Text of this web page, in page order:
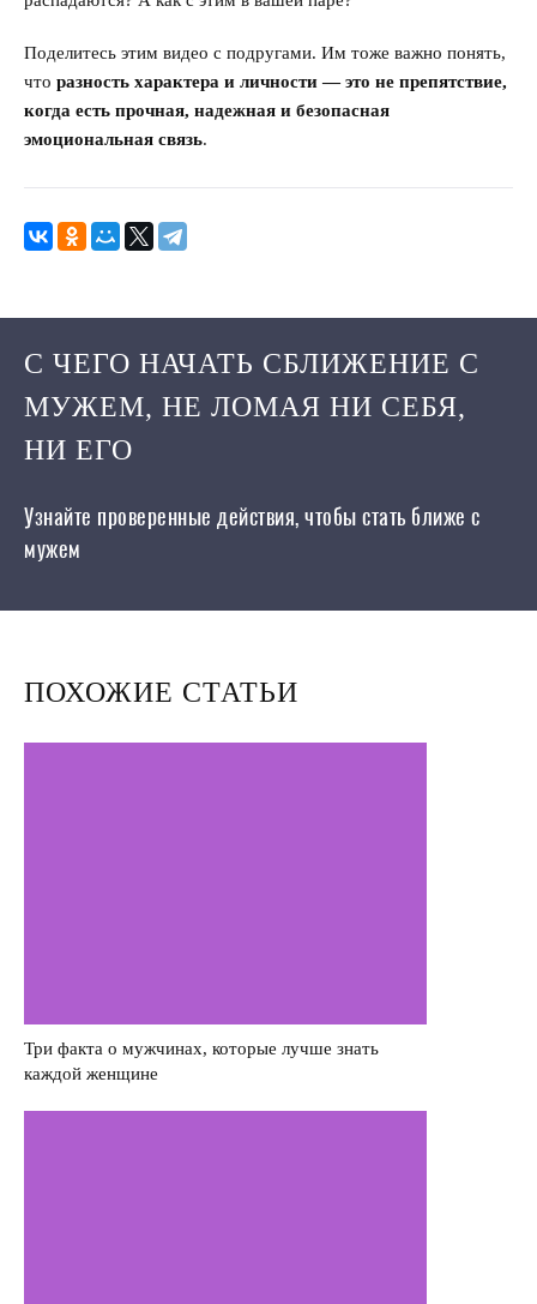
Поделитесь этим видео с подругами. Им тоже важно понять,
что разность характера и личности — это не препятствие,
когда есть прочная, надежная и безопасная
эмоциональная связь.
С ЧЕГО НАЧАТЬ СБЛИЖЕНИЕ С
МУЖЕМ, НЕ ЛОМАЯ НИ СЕБЯ,
НИ ЕГО
Узнайте проверенные действия, чтобы стать ближе с
мужем
ПОХОЖИЕ СТАТЬИ
Три факта о мужчинах, которые лучше знать
каждой женщине